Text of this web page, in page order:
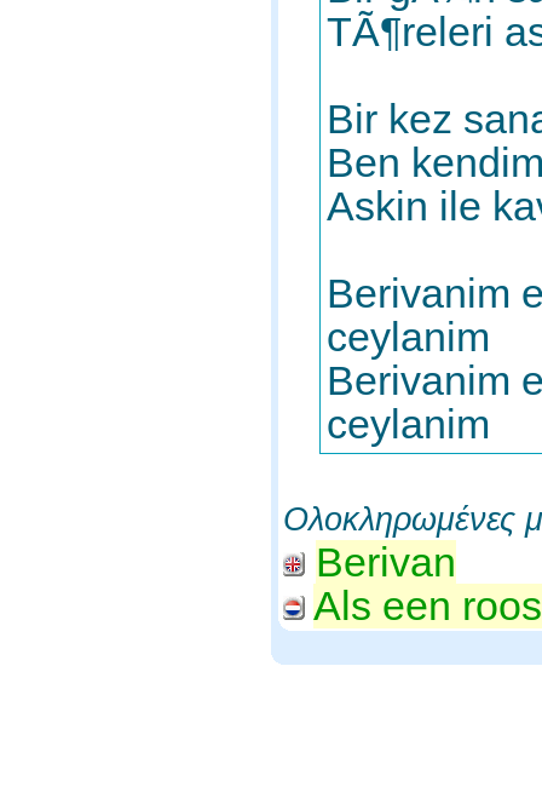
TÃ¶releri
Bir kez
Ben
Askin ile
Berivanim
ceylanim
Berivanim
ceylanim
Ολοκληρωμένες
Berivan
Als een